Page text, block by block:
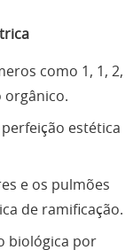
como 1, 1, 2,
orgânico.
estética
e os pulmões
de ramificação.
biológica por